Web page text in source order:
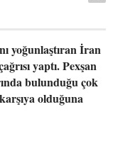
yoğunlaştıran İran
yaptı. Pexşan
bulunduğu çok
olduğuna